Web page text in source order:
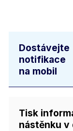
Dostávejte
notifikace
na mobil
Tisk
nástěnku v